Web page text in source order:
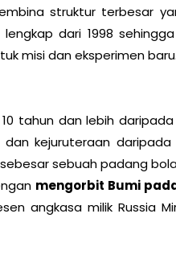
struktur terbesar
dari 1998
misi dan eksperimen
tahun dan lebih
kejuruteraan
sebuah padang
mengorbit Bumi
angkasa milik Russia